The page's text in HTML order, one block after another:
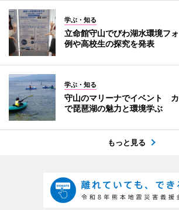
学ぶ・知る
立命館守山でびわ湖水環境フ
例や高校生の探究を発表
学ぶ・知る
守山のマリーナでイベント
で琵琶湖の魅力と環境学ぶ
もっと見る